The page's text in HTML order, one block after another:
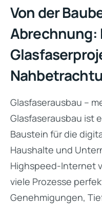
Von der
Abrechnung:
Glasfaserausbau –
Glasfaserausbau ist
Baustein für die
Haushalte und
Highspeed-Internet
viele Prozesse
Genehmigungen,